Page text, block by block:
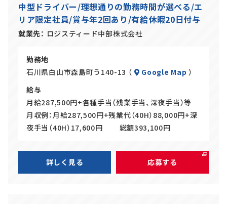
社
員
中型ドライバー/理想通りの勤務時間が選べる/エ
リア限定社員/賞与年2回あり/有給休暇20日付与
就業先 ロジスティード中部株式会社
勤務地
石川県白山市森島町う140-13 （
Google Map ）
給与
月給287,500円+各種手当（残業手当、深夜手当）等
月収例：月給287,500円+残業代（40H）88,000円+深
夜手当（40H）17,600円 総額393,100円
詳しく見る 応募する